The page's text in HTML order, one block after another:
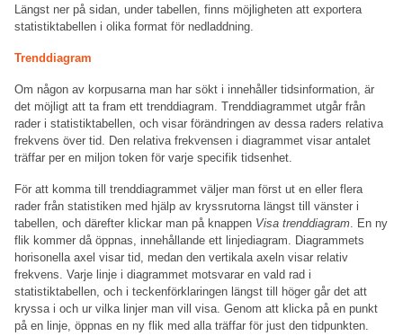
Längst ner på sidan, under tabellen, finns möjligheten att exportera
statistiktabellen i olika format för nedladdning.
Trenddiagram
Om någon av korpusarna man har sökt i innehåller tidsinformation, är
det möjligt att ta fram ett trenddiagram. Trenddiagrammet utgår från
rader i statistiktabellen, och visar förändringen av dessa raders relativa
frekvens över tid. Den relativa frekvensen i diagrammet visar antalet
träffar per en miljon token för varje specifik tidsenhet.
För att komma till trenddiagrammet väljer man först ut en eller flera
rader från statistiken med hjälp av kryssrutorna längst till vänster i
tabellen, och därefter klickar man på knappen Visa trenddiagram . En ny
flik kommer då öppnas, innehållande ett linjediagram. Diagrammets
horisonella axel visar tid, medan den vertikala axeln visar relativ
frekvens. Varje linje i diagrammet motsvarar en vald rad i
statistiktabellen, och i teckenförklaringen längst till höger går det att
kryssa i och ur vilka linjer man vill visa. Genom att klicka på en punkt
på en linje, öppnas en ny flik med alla träffar för just den tidpunkten.